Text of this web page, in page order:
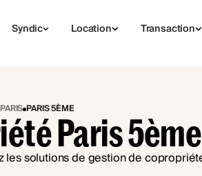
Syndic Location Transaction
PARIS PARIS 5ÈME
Paris 5ème